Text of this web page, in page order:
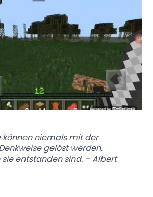
können niemals mit der
gelöst werden,
entstanden sind. – Albert